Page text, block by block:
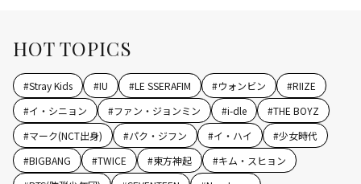
HOT TOPICS
#Stray Kids #IU #LE SSERAFIM #ウォンビン #RIIZE
#イ・シニョン #ファン・ジョンミン #i-dle #THE BOYZ
#マーク(NCT出身) #パク・ジフン #イ・ハイ #少女時代
#BIGBANG #TWICE #東方神起 #キム・スヒョン